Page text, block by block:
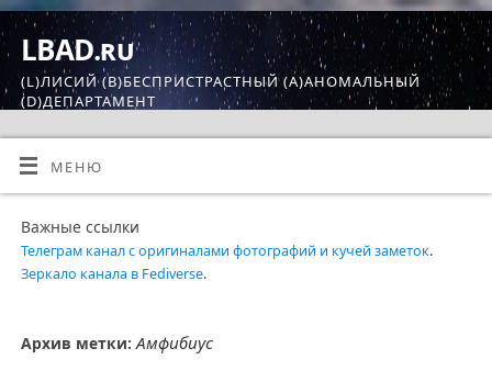
LBAD.ru
(L)ЛИСИЙ (B)БЕСПРИСТРАСТНЫЙ (A)АНОМАЛЬНЫЙ
(D)ДЕПАРТАМЕНТ
МЕНЮ
Важные ссылки
Телеграм канал с оригиналами фотографий и кучей заметок.
Зеркало канала в Fediverse.
Архив метки:Амфибиус